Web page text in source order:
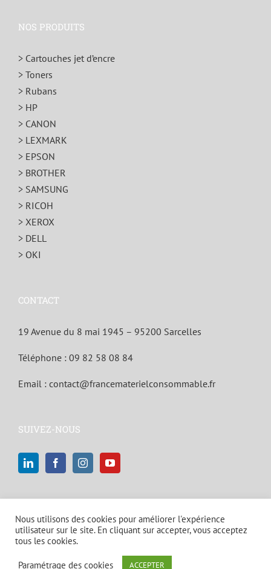
NOS PRODUITS
> Cartouches jet d’encre
> Toners
> Rubans
> HP
> CANON
> LEXMARK
> EPSON
> BROTHER
> SAMSUNG
> RICOH
> XEROX
> DELL
> OKI
CONTACT
19 Avenue du 8 mai 1945 – 95200 Sarcelles
Téléphone : 09 82 58 08 84
Email : contact@francematerielconsommable.fr
SUIVEZ-NOUS
© Copyright 2021 | Tous droits réservés |Mentions légales et politique
Nous utilisons des cookies pour améliorer l'expérience
utilisateur sur le site. En cliquant sur accepter, vous acceptez
tous les cookies.
Paramétrage des cookies ACCEPTER